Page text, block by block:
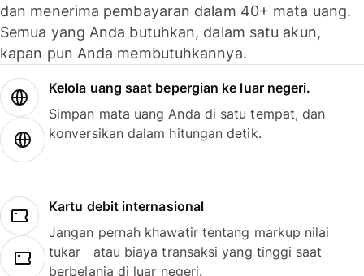
dan menerima pembayaran dalam 40+ mata uang.
Semua yang Anda butuhkan, dalam satu akun,
kapan pun Anda membutuhkannya.
Kelola uang saat bepergian ke luar negeri.
Simpan mata uang Anda di satu tempat, dan
konversikan dalam hitungan detik.
Kartu debit internasional
Jangan pernah khawatir tentang markup nilai
tukar atau biaya transaksi yang tinggi saat
berbelanja di luar negeri.